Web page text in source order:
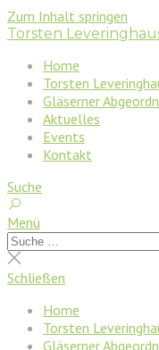
Zum Inhalt springen
Torsten
Home
Torsten
Gläserner
Aktuelles
Events
Kontakt
Suche
Menü
Suchen
nach:
Suche
schließen
Schließen
Home
Torsten
Gläserner